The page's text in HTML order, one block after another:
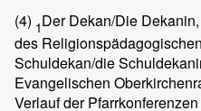
(4) 1Der Dekan/Die
des
Schuldekan/die
Evangelischen
Verlauf der